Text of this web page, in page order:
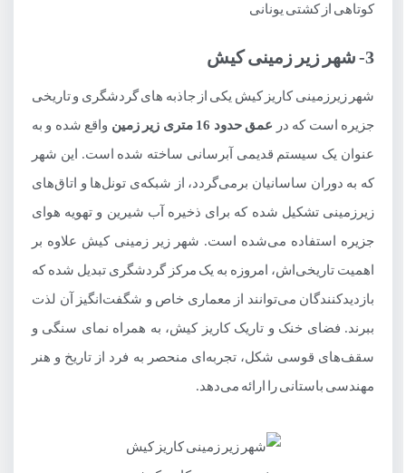
کوتاهی از کشتی یونانی
3- شهر زیر زمینی کیش
شهر زیرزمینی کاریز کیش یکی از جاذبه های گردشگری و تاریخی
جزیره است که در عمق حدود 16 متری زیر زمین
واقع شده و به
عنوان یک سیستم قدیمی آبرسانی ساخته شده است. این شهر
که به دوران ساسانیان برمی‌گردد، از شبکه‌ی تونل‌ها و اتاق‌های
زیرزمینی تشکیل شده که برای ذخیره آب شیرین و تهویه هوای
جزیره استفاده می‌شده است. شهر زیر زمینی کیش علاوه بر
اهمیت تاریخی‌اش، امروزه به یک مرکز گردشگری تبدیل شده که
بازدیدکنندگان می‌توانند از معماری خاص و شگفت‌انگیز آن لذت
ببرند. فضای خنک و تاریک کاریز کیش، به همراه نمای سنگی و
سقف‌های قوسی شکل، تجربه‌ای منحصر به فرد از تاریخ و هنر
مهندسی باستانی را ارائه می‌دهد.